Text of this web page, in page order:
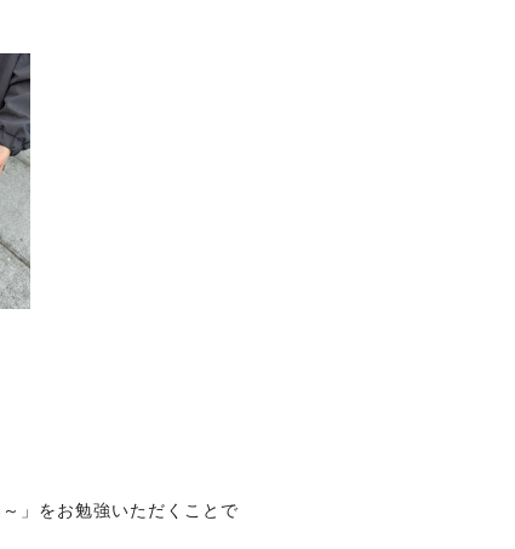
」をお勉強いただくことで